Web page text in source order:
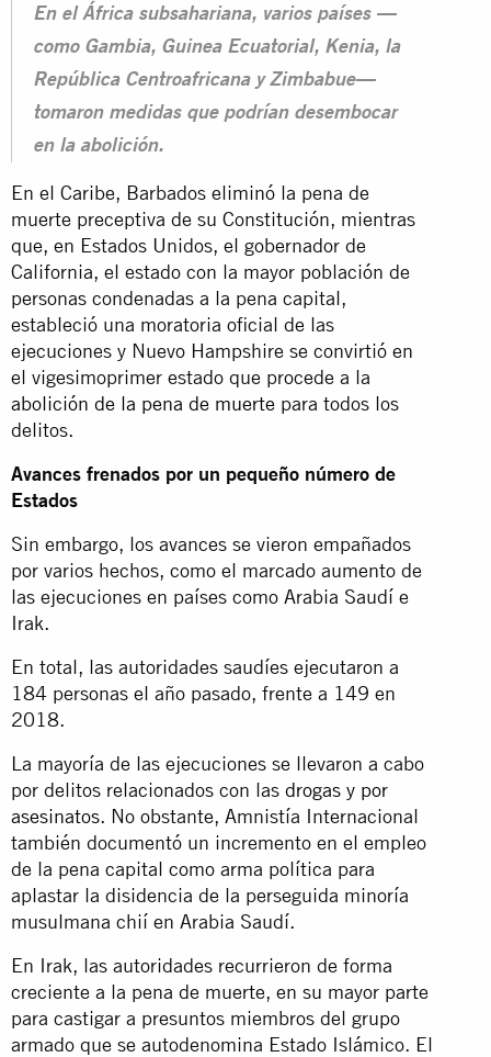
En el África subsahariana, varios países —
como Gambia, Guinea Ecuatorial, Kenia, la
República Centroafricana y Zimbabue—
tomaron medidas que podrían desembocar
en la abolición.
En el Caribe, Barbados eliminó la pena de
muerte preceptiva de su Constitución, mientras
que, en Estados Unidos, el gobernador de
California, el estado con la mayor población de
personas condenadas a la pena capital,
estableció una moratoria oficial de las
ejecuciones y Nuevo Hampshire se convirtió en
el vigesimoprimer estado que procede a la
abolición de la pena de muerte para todos los
delitos.
Avances frenados por un pequeño número de
Estados
Sin embargo, los avances se vieron empañados
por varios hechos, como el marcado aumento de
las ejecuciones en países como Arabia Saudí e
Irak.
En total, las autoridades saudíes ejecutaron a
184 personas el año pasado, frente a 149 en
2018.
La mayoría de las ejecuciones se llevaron a cabo
por delitos relacionados con las drogas y por
asesinatos. No obstante, Amnistía Internacional
también documentó un incremento en el empleo
de la pena capital como arma política para
aplastar la disidencia de la perseguida minoría
musulmana chií en Arabia Saudí.
En Irak, las autoridades recurrieron de forma
creciente a la pena de muerte, en su mayor parte
para castigar a presuntos miembros del grupo
armado que se autodenomina Estado Islámico. El